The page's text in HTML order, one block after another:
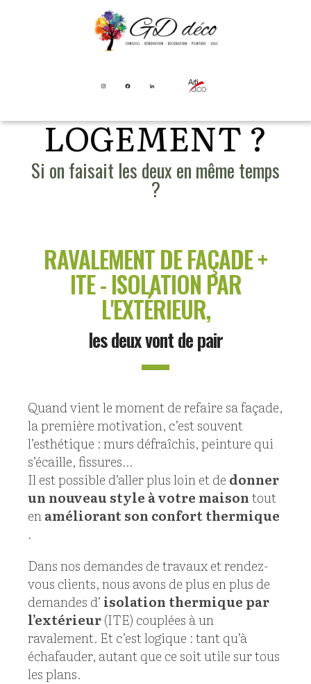
EMBELLIR
OU/ET ISOLER
SON
LOGEMENT ?
Si on faisait les deux en même temps
?
RAVALEMENT DE FAÇADE +
ITE - ISOLATION PAR
L'EXTÉRIEUR,
les deux vont de pair
Quand vient le moment de refaire sa façade,
la première motivation, c’est souvent
l’esthétique : murs défraîchis, peinture qui
s’écaille, fissures…
Il est possible d’aller plus loin et de donner
un nouveau style à votre maisontout
enaméliorant son confort thermique
.
Dans nos demandes de travaux et rendez-
vous clients, nous avons de plus en plus de
demandes d’ isolation thermique par
l’extérieur(ITE) couplées à un
ravalement. Et c’est logique : tant qu’à
échafauder, autant que ce soit utile sur tous
les plans.